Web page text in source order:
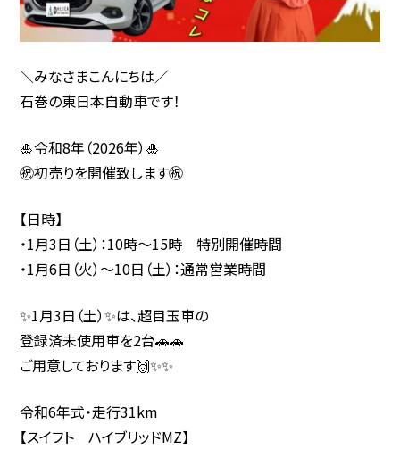
＼みなさまこんにちは／
石巻の東日本自動車です！
🎍令和8年（2026年）🎍
㊗️初売りを開催致します㊗️
【日時】
・1月3日（土）：10時〜15時 特別開催時間
・1月6日（火）〜10日（土）：通常営業時間
✨1月3日（土）✨は、超目玉車の
登録済未使用車を2台🚗🚗
ご用意しております🙌✨✨
令和6年式・走行31km
【スイフト ハイブリッドMZ】